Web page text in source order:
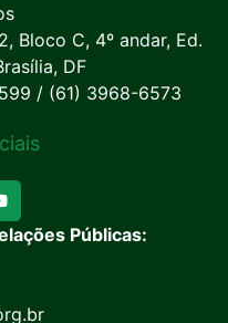
Bloco C, 4º andar, Ed.
DF
/ (61) 3968-6573
Públicas: